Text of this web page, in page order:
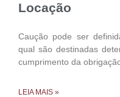
Locação
Caução pode ser
qual são destinadas
cumprimento da
LEIA MAIS »